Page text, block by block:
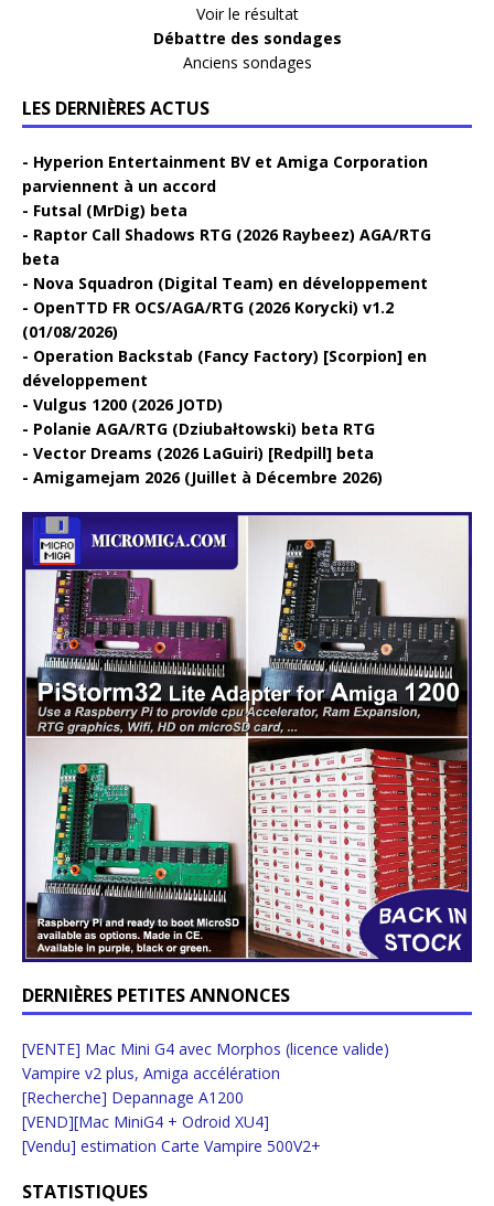
Voir le résultat
Débattre des sondages
Anciens sondages
LES DERNIÈRES ACTUS
Hyperion Entertainment BV et Amiga Corporation
parviennent à un accord
Futsal (MrDig) beta
Raptor Call Shadows RTG (2026 Raybeez) AGA/RTG
beta
Nova Squadron (Digital Team) en développement
OpenTTD FR OCS/AGA/RTG (2026 Korycki) v1.2
(01/08/2026)
Operation Backstab (Fancy Factory) [Scorpion] en
développement
Vulgus 1200 (2026 JOTD)
Polanie AGA/RTG (Dziubałtowski) beta RTG
Vector Dreams (2026 LaGuiri) [Redpill] beta
Amigamejam 2026 (Juillet à Décembre 2026)
DERNIÈRES PETITES ANNONCES
[VENTE] Mac Mini G4 avec Morphos (licence valide)
Vampire v2 plus, Amiga accélération
[Recherche] Depannage A1200
[VEND][Mac MiniG4 + Odroid XU4]
[Vendu] estimation Carte Vampire 500V2+
STATISTIQUES